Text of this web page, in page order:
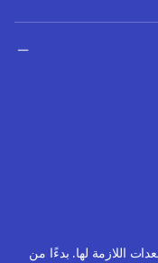
اللازمة لها. بدءًا من